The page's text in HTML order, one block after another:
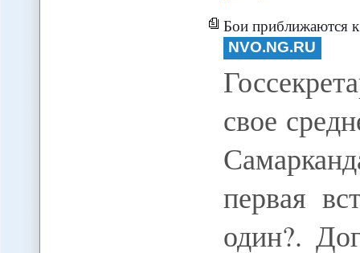
Бои приближаются
NVO.NG.RU
свое
первая
один?.